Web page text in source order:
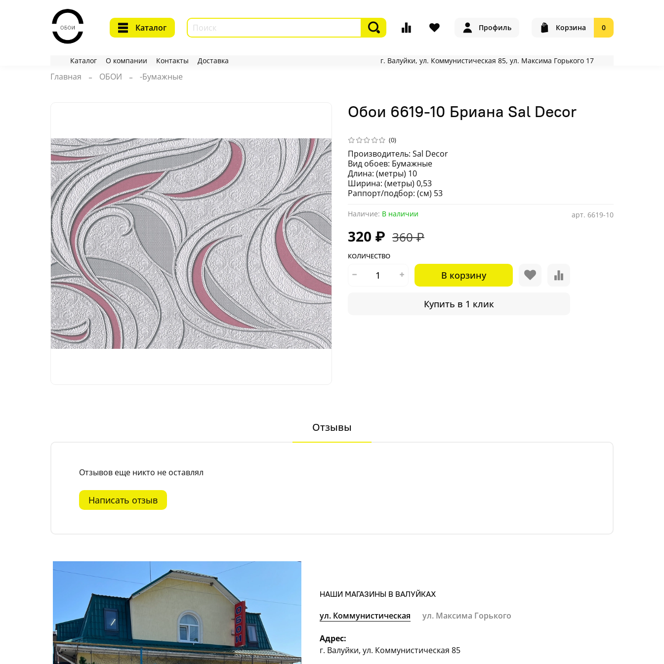
Каталог Профиль Корзина 0
Каталог О компании Контакты Доставка г. Валуйки, ул. Коммунистическая 85, ул. Максима Горького 17
Главная ОБОИ -Бумажные
(0)
арт. 6619-10
Наличие: В наличии
Обои 6619-10 Бриана Sal Decor
320 ₽ 360 ₽
КОЛИЧЕСТВО
В корзину
Купить в 1 клик
Производитель: Sal Decor
Вид обоев: Бумажные
Длина: (метры) 10
Ширина: (метры) 0,53
Раппорт/подбор: (см) 53
Отзывы
Отзывов еще никто не оставлял
Написать отзыв
НАШИ МАГАЗИНЫ В ВАЛУЙКАХ
ул. Коммунистическая ул. Максима Горького
Адрес:
г. Валуйки, ул. Коммунистическая 85